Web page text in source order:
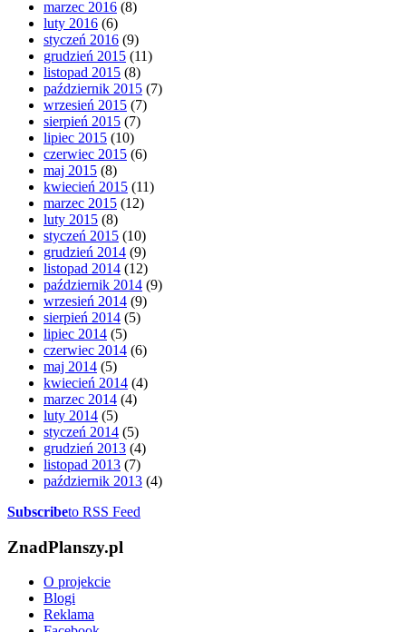
marzec 2016 (8)
luty 2016 (6)
styczeń 2016 (9)
grudzień 2015 (11)
listopad 2015 (8)
październik 2015 (7)
wrzesień 2015 (7)
sierpień 2015 (7)
lipiec 2015 (10)
czerwiec 2015 (6)
maj 2015 (8)
kwiecień 2015 (11)
marzec 2015 (12)
luty 2015 (8)
styczeń 2015 (10)
grudzień 2014 (9)
listopad 2014 (12)
październik 2014 (9)
wrzesień 2014 (9)
sierpień 2014 (5)
lipiec 2014 (5)
czerwiec 2014 (6)
maj 2014 (5)
kwiecień 2014 (4)
marzec 2014 (4)
luty 2014 (5)
styczeń 2014 (5)
grudzień 2013 (4)
listopad 2013 (7)
październik 2013 (4)
Subscribeto RSS Feed
ZnadPlanszy.pl
O projekcie
Blogi
Reklama